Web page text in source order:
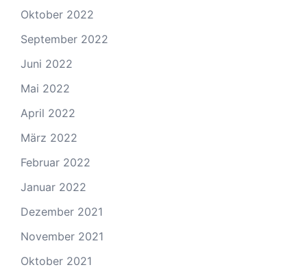
Oktober 2022
September 2022
Juni 2022
Mai 2022
April 2022
März 2022
Februar 2022
Januar 2022
Dezember 2021
November 2021
Oktober 2021